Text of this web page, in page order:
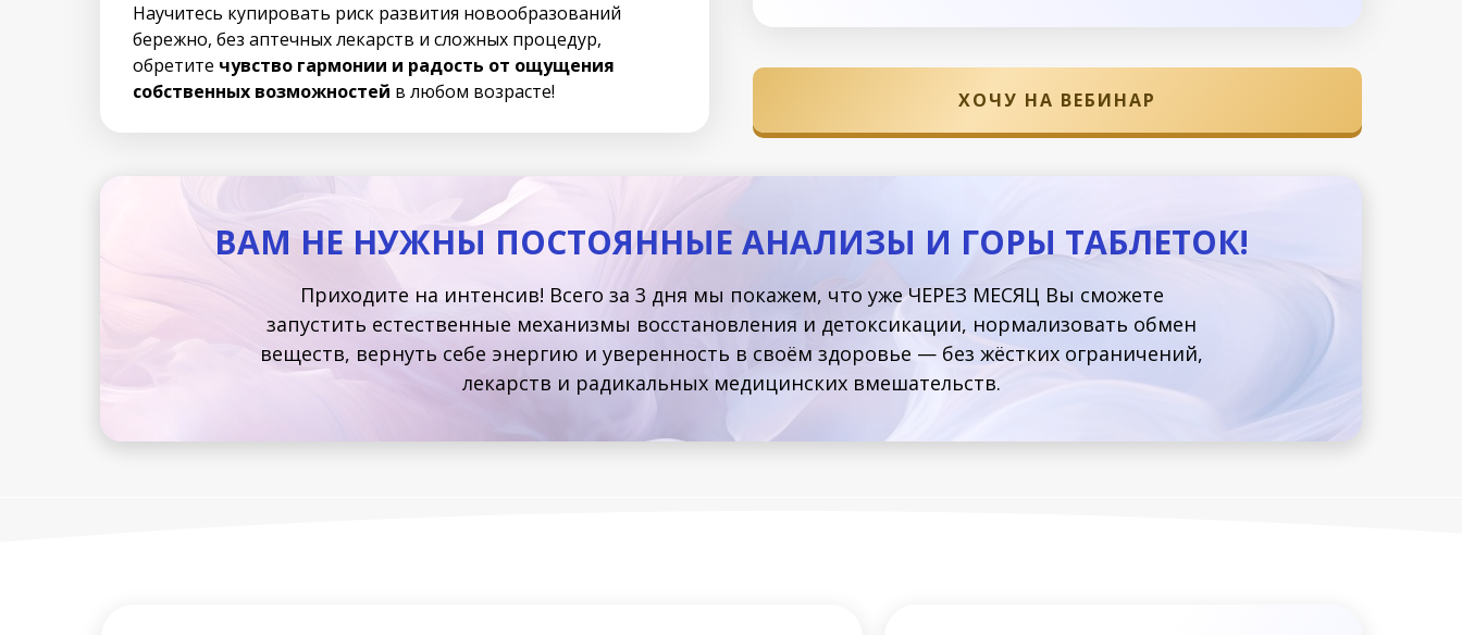
Научитесь купировать риск развития новообразований
бережно, без аптечных лекарств и сложных процедур,
обретите чувство гармонии и радость от ощущения
собственных возможностей в любом возрасте! ХОЧУ НА ВЕБИНАР
ВАМ НЕ НУЖНЫ ПОСТОЯННЫЕ АНАЛИЗЫ И ГОРЫ ТАБЛЕТОК!
Приходите на интенсив! Всего за 3 дня мы покажем, что уже ЧЕРЕЗ МЕСЯЦ Вы сможете
запустить естественные механизмы восстановления и детоксикации, нормализовать обмен
веществ, вернуть себе энергию и уверенность в своём здоровье — без жёстких ограничений,
лекарств и радикальных медицинских вмешательств.